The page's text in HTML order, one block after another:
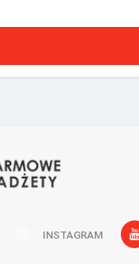
INSTAGRAM